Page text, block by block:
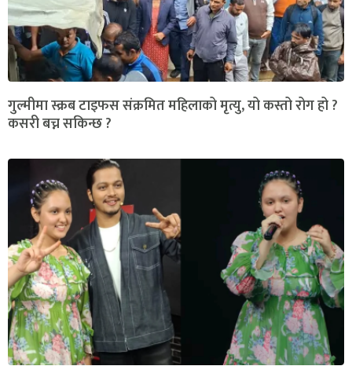
गुल्मीमा स्क्रब टाइफस संक्रमित महिलाको मृत्यु, यो कस्तो रोग हो ?
कसरी बच्न सकिन्छ ?